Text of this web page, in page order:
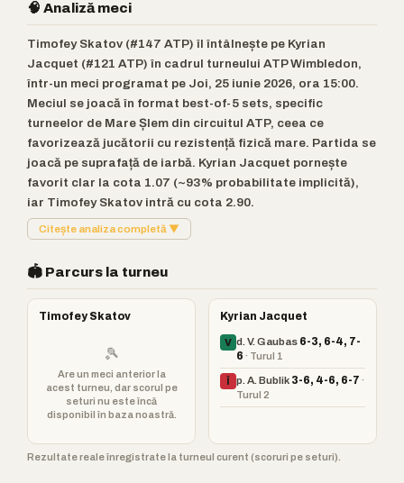
🧠 Analiză meci
Timofey Skatov (#147 ATP) îl întâlnește pe Kyrian
Jacquet (#121 ATP) în cadrul turneului ATP Wimbledon,
într-un meci programat pe Joi, 25 iunie 2026, ora 15:00.
Meciul se joacă în format best-of-5 sets, specific
turneelor de Mare Șlem din circuitul ATP, ceea ce
favorizează jucătorii cu rezistență fizică mare. Partida se
joacă pe suprafață de iarbă. Kyrian Jacquet pornește
favorit clar la cota 1.07 (~93% probabilitate implicită),
iar Timofey Skatov intră cu cota 2.90.
Citește analiza completă ▼
🏟️ Parcurs la turneu
Timofey Skatov
🎾
Are un meci anterior la
acest turneu, dar scorul pe
seturi nu este încă
disponibil în baza noastră.
Kyrian Jacquet
V d. V. Gaubas 6-3, 6-4, 7-
6 · Turul 1
Î p. A. Bublik 3-6, 4-6, 6-7 ·
Turul 2
Rezultate reale înregistrate la turneul curent (scoruri pe seturi).